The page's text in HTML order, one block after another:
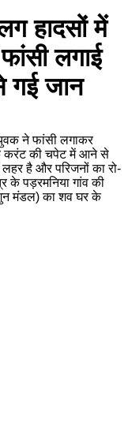
हादसों में
लगाई
गई जान
ने फांसी लगाकर
करंट की चपेट में आने से
है और परिजनों का रो-
के पड़रमनिया गांव की
मंडल) का शव घर के